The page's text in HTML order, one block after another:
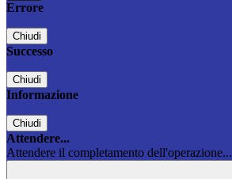
Errore
Chiudi
Successo
Chiudi
Informazione
Chiudi
Attendere...
Attendere il completamento dell'operazione...